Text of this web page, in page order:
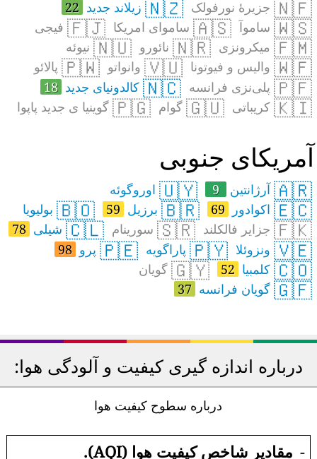
🇳🇫 جزیرهٔ نورفولک 🇳🇿 زیلاند جدید 22
🇼🇸ساموآ 🇦🇸ساموای امریکا 🇫🇯فیجی
🇫🇲میکرونزی 🇳🇷نائورو 🇳🇺نیوئه
🇼🇫والیس و فیوتونا 🇻🇺وانواتو 🇵🇼پالائو
🇵🇫پلی‌نزی فرانسه 🇳🇨کالدونیای جدید 18
🇰🇮کریباتی 🇬🇺گوام 🇵🇬گوینیا ی جدید پاپوا
آمریکای جنوبی
🇦🇷آرژانتین 9
🇺🇾اوروگوئه
🇪🇨اکوادور 69
🇧🇷برزیل 59
🇧🇴بولیویا
🇫🇰جزایر فالکلند 🇸🇷سورینام 🇨🇱شیلی 78
🇻🇪ونزوئلا 🇵🇾پاراگویه 🇵🇪پرو 98
🇨🇴کلمبیا 52
🇬🇾گویان
🇬🇫گویان فرانسه 37
درباره اندازه گیری کیفیت و آلودگی هوا:
درباره سطوح کیفیت هوا
- مقادیر شاخص کیفیت هوا (AQI).